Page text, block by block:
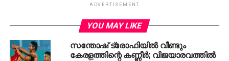
മെച്ചപ്പെട്ട പ്രകടനം. ചണ്ഡിഗറിനെ 3-1ന്
വെല്ലുവിളിയാവുമെന്ന് കരുതപ്പെട്ട കിഴക്കന്‍
സംസ്ഥാനക്കാരായ മണിപ്പൂരിനെതിരെ മാരക വിജയം.
മഹാരാഷ്ട്രയായിരുന്നു മൂന്നാം മല്‍സരത്തിലെ
ADVERTISEMENT
YOU MAY LIKE
സന്തോഷ് ട്രോഫിയില്‍ വീണ്ടും
കേരളത്തിന്റെ കണ്ണീര്‍; വിജയാരവത്തില്‍